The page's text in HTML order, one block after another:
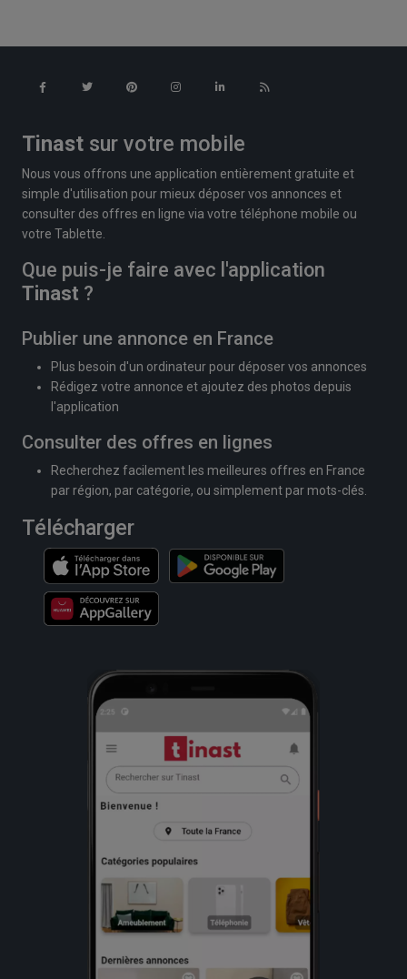
Tinast sur votre mobile
Nous vous offrons une application entièrement gratuite et
simple d'utilisation pour mieux déposer vos annonces et
consulter des offres en ligne via votre téléphone mobile ou
votre Tablette.
Que puis-je faire avec l'application
Tinast ?
Publier une annonce en France
Plus besoin d'un ordinateur pour déposer vos annonces
Rédigez votre annonce et ajoutez des photos depuis
l'application
Consulter des offres en lignes
Recherchez facilement les meilleures offres en France
par région, par catégorie, ou simplement par mots-clés.
Télécharger